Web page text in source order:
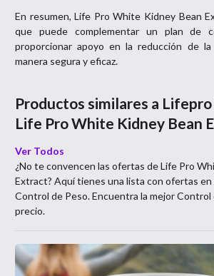
En resumen, Life Pro White Kidney Bean
que puede complementar un plan de
proporcionar apoyo en la reducción de
manera segura y eficaz.
Productos similares a
Life Pro White Kidney Bean
Ver Todos
¿No te convencen las ofertas deLife Pro
Extract? Aquí tienes una lista con ofertas
Control de Peso. Encuentra la mejorControl
precio.